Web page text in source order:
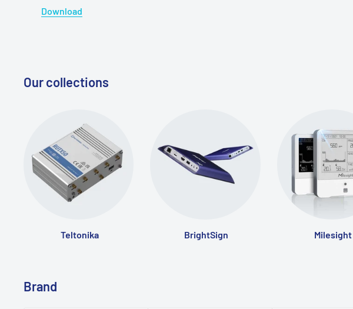
Download
Our collections
Teltonika BrightSign Milesight
Brand